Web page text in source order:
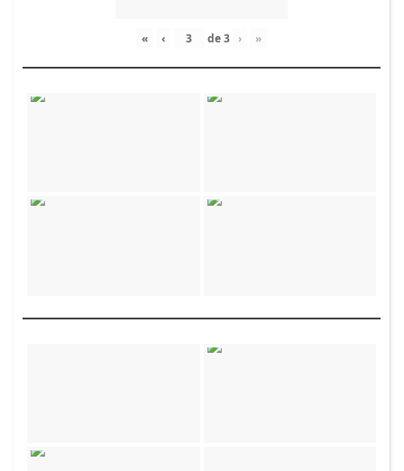
« ‹ de3 › »